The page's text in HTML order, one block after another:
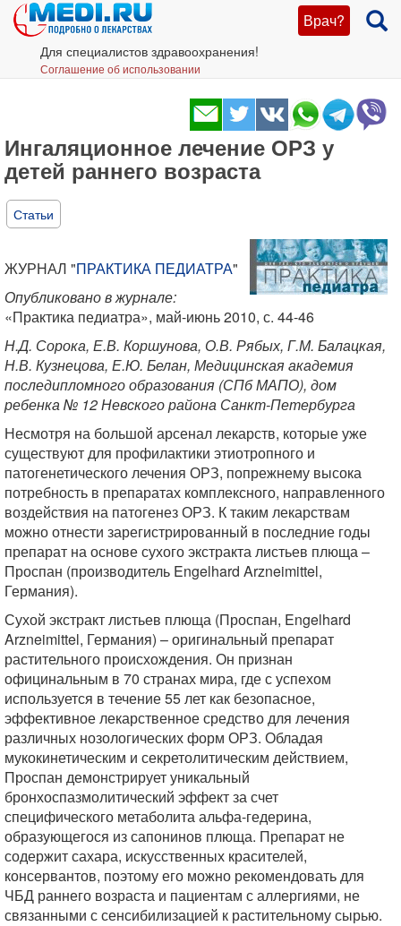
Врач?
Для специалистов здравоохранения!
Соглашение об использовании
Ингаляционное лечение ОРЗ у
детей раннего возраста
Статьи
ЖУРНАЛ "ПРАКТИКА ПЕДИАТРА"
Опубликовано в журнале:
«Практика педиатра», май-июнь 2010, с. 44-46
Н.Д. Сорока, Е.В. Коршунова, О.В. Рябых, Г.М. Балацкая,
Н.В. Кузнецова, Е.Ю. Белан, Медицинская академия
последипломного образования (СПб МАПО), дом
ребенка № 12 Невского района Санкт-Петербурга
Несмотря на большой арсенал лекарств, которые уже
существуют для профилактики этиотропного и
патогенетического лечения ОРЗ, попрежнему высока
потребность в препаратах комплексного, направленного
воздействия на патогенез ОРЗ. К таким лекарствам
можно отнести зарегистрированный в последние годы
препарат на основе сухого экстракта листьев плюща –
Проспан (производитель Engelhard Arzneimittel,
Германия).
Сухой экстракт листьев плюща (Проспан, Engelhard
Arzneimittel, Германия) – оригинальный препарат
растительного происхождения. Он признан
официнальным в 70 странах мира, где с успехом
используется в течение 55 лет как безопасное,
эффективное лекарственное средство для лечения
различных нозологических форм ОРЗ. Обладая
мукокинетическим и секретолитическим действием,
Проспан демонстрирует уникальный
бронхоспазмолитический эффект за счет
специфического метаболита альфа-гедерина,
образующегося из сапонинов плюща. Препарат не
содержит сахара, искусственных красителей,
консервантов, поэтому его можно рекомендовать для
ЧБД раннего возраста и пациентам с аллергиями, не
связанными с сенсибилизацией к растительному сырью.